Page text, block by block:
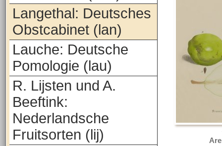
Langethal: Deutsches
Obstcabinet (lan)
Lauche: Deutsche
Pomologie (lau)
R. Lijsten und A.
Beeftink:
Nederlandsche
Fruitsorten (lij)